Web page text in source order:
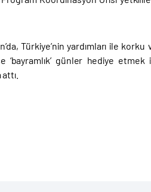
Türkiye’nin yardımları ile
günler hediye etmek